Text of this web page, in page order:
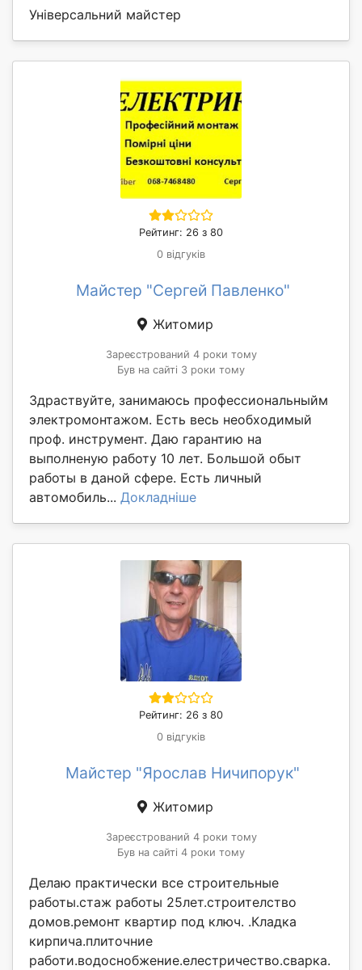
Універсальний майстер
Рейтинг: 26 з 80
0 відгуків
Майстер "Сергей Павленко"
Житомир
Зареєстрований 4 роки тому
Був на сайті 3 роки тому
Здраствуйте, занимаюсь профессиональныйм
электромонтажом. Есть весь необходимый
проф. инструмент. Даю гарантию на
выполненую работу 10 лет. Большой обыт
работы в даной сфере. Есть личный
автомобиль... Докладніше
Рейтинг: 26 з 80
0 відгуків
Майстер "Ярослав Ничипорук"
Житомир
Зареєстрований 4 роки тому
Був на сайті 4 роки тому
Делаю практически все строительные
работы.стаж работы 25лет.строителство
домов.ремонт квартир под ключ. .Кладка
кирпича.плиточние
работи.водоснобжение.елестричество.сварка.